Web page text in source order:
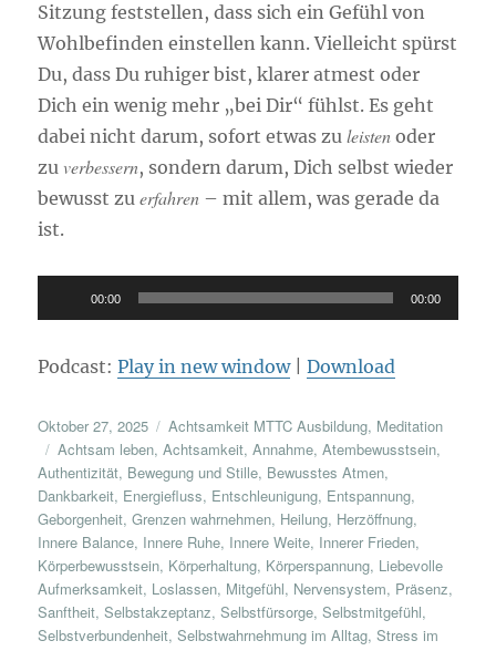
Sitzung feststellen, dass sich ein Gefühl von
Wohlbefinden einstellen kann. Vielleicht spürst
Du, dass Du ruhiger bist, klarer atmest oder
Dich ein wenig mehr „bei Dir“ fühlst. Es geht
dabei nicht darum, sofort etwas zuleisten oder
zu verbessern, sondern darum, Dich selbst wieder
bewusst zuerfahren – mit allem, was gerade da
ist.
Audio-
Player
00:00 00:00
Podcast:Play in new window|Download
Veröffentlicht
am
Oktober 27, 2025 Kategorien
Achtsamkeit MTTC Ausbildung, Meditation
Schlagwörter
Achtsam leben,Achtsamkeit,Annahme,Atembewusstsein,
Authentizität, Bewegung und Stille, Bewusstes Atmen,
Dankbarkeit, Energiefluss, Entschleunigung, Entspannung,
Geborgenheit,Grenzen wahrnehmen, Heilung, Herzöffnung,
Innere Balance, Innere Ruhe, Innere Weite, Innerer Frieden,
Körperbewusstsein, Körperhaltung, Körperspannung, Liebevolle
Aufmerksamkeit, Loslassen, Mitgefühl, Nervensystem, Präsenz,
Sanftheit,Selbstakzeptanz,Selbstfürsorge,Selbstmitgefühl,
Selbstverbundenheit,Selbstwahrnehmung im Alltag,Stress im